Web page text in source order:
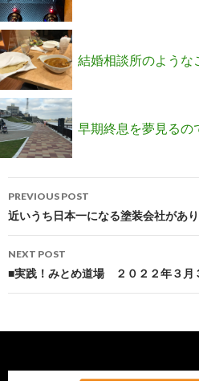
400万円を売り上げた
結婚相談所のような
が取れた話
早期終息を夢見るの
Post
navigation
PREVIOUS POST
近いうち日本一になる塗装会社があ
NEXT POST
■実践！みとめ道場 ２０２２年３月